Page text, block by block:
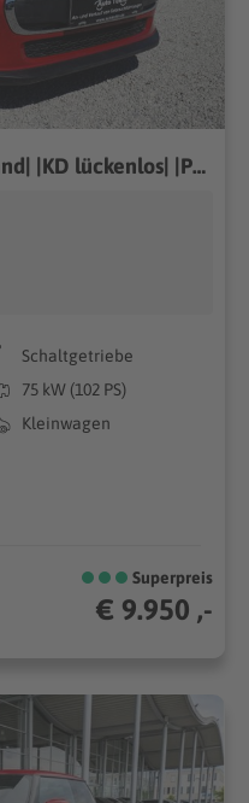
Mini One 1.2 12V |aus 1.Hand| |KD lückenlos| |PDC|
Schaltgetriebe
75 kW (102 PS)
Kleinwagen
Superpreis
€ 9.950 ,-